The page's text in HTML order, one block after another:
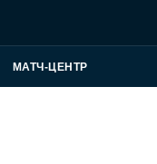
МАТЧ-ЦЕНТР